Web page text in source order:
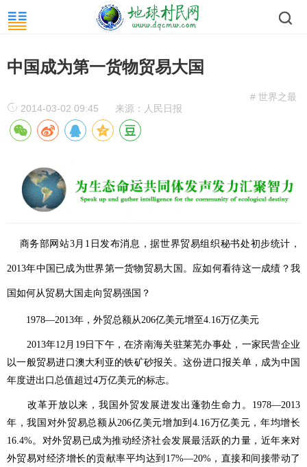
中国成为第一货物贸易大国
# 世界之最
2014-03-02 09:45
来源：人民日报
商务部网站3月1日发布消息，据世界贸易组织秘书处初步统计，
2013年中国已成为世界第一货物贸易大国。应如何看待这一成绩？我
国如何从贸易大国走向贸易强国？
1978—2013年，外贸总额从206亿美元增至4.16万亿美元
2013年12月19日下午，在济南海关驻莱芜办事处，一家民营企业
以一般贸易进口澳大利亚的铁矿砂报关。这份进口报关单，成为中国
年度进出口总值超过4万亿美元的标志。
改革开放以来，我国外贸发展迸发出蓬勃生命力。1978—2013
年，我国对外贸易总额从206亿美元增加到4.16万亿美元，年均增长
16.4%。对外贸易已成为推动经济社会发展最活跃的力量，近年来对
外贸易对经济增长的贡献率平均达到17%—20%，直接和间接带动了